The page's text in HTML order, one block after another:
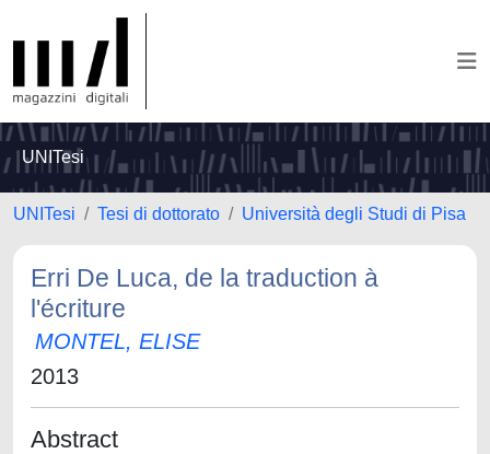
UNITesi
UNITesi Tesi di dottorato Università degli Studi di Pisa
Erri De Luca, de la traduction à
l'écriture
MONTEL, ELISE
2013
Abstract